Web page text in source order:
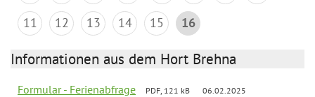
11
12 13 14 15 16
Informationen aus dem Hort Brehna
Formular - Ferienabfrage PDF, 121 kB 06.02.2025